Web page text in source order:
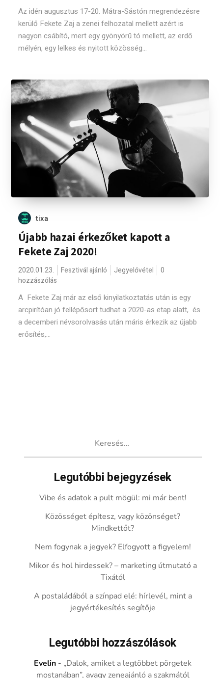
Az idén augusztus 17-20. Mátra-Sástón megrendezésre
kerülő Fekete Zaj a zenei felhozatal mellett azért is
nagyon csábító, mert egy gyönyörű tó mellett, az erdő
mélyén, egy lelkes és nyitott közösség...
tixa
Újabb hazai érkezőket kapott a
Fekete Zaj 2020!
2020.01.23. Fesztivál ajánló Jegyelővétel
0
hozzászólás
A Fekete Zaj már az első kinyilatkoztatás után is egy
arcpirítóan jó fellépősort tudhat a 2020-as etap alatt, és
a decemberi névsorolvasás után máris érkezik az újabb
erősítés,...
Legutóbbi bejegyzések
Vibe és adatok a pult mögül: mi már bent!
Közösséget építesz, vagy közönséget?
Mindkettőt?
Nem fogynak a jegyek? Elfogyott a figyelem!
Mikor és hol hirdessek? – marketing útmutató a
Tixától
A postaládából a színpad elé: hírlevél, mint a
jegyértékesítés segítője
Legutóbbi hozzászólások
Evelin - „Dalok, amiket a legtöbbet pörgetek
mostanában”, avagy zeneajánló a szakmától